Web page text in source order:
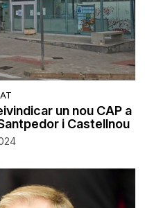
un nou CAP a
i Castellnou